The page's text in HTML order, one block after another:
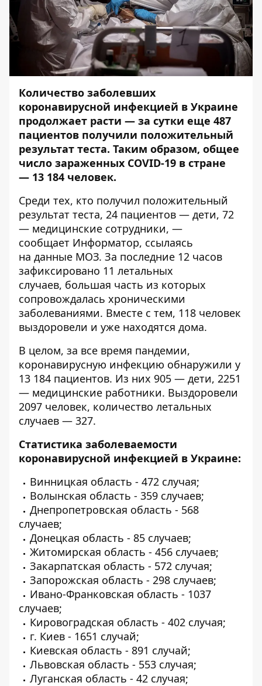
Количество заболевших
коронавирусной инфекцией в Украине
продолжает расти — за сутки еще 487
пациентов получили положительный
результат теста. Таким образом, общее
число зараженных COVID-19 в стране
— 13 184 человек.
Среди тех, кто получил положительный
результат теста, 24 пациентов — дети, 72
— медицинские сотрудники, —
сообщает Информатор, ссылаясь
на данные МОЗ. За последние 12 часов
зафиксировано 11 летальных
случаев, большая часть из которых
сопровождалась хроническими
заболеваниями. Вместе с тем, 118 человек
выздоровели и уже находятся дома.
В целом, за все время пандемии,
коронавирусную инфекцию обнаружили у
13 184 пациентов. Из них 905 — дети, 2251
— медицинские работники. Выздоровели
2097 человек, количество летальных
случаев — 327.
Статистика заболеваемости
коронавирусной инфекцией в Украине:
Винницкая область - 472 случая;
Волынская область - 359 случаев;
Днепропетровская область - 568
случаев;
Донецкая область - 85 случаев;
Житомирская область - 456 случаев;
Закарпатская область - 572 случая;
Запорожская область - 298 случаев;
Ивано-Франковская область - 1037
случаев;
Кировоградская область - 402 случая;
г. Киев - 1651 случай;
Киевская область - 891 случай;
Львовская область - 553 случая;
Луганская область - 42 случая;